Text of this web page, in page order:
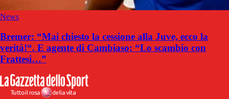
News
Bremer: “Mai chiesto la cessione alla Juve, ecco la
verità!“. E agente di Cambiaso: “Lo scambio con
Frattesi…”